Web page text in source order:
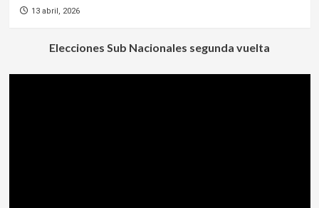
13 abril, 2026
Elecciones Sub Nacionales segunda vuelta